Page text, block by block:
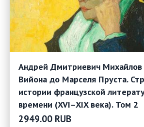
Андрей Дмитриевич
Вийона до Марселя Пруста.
истории французской
времени (XVI–XIX века). Том 2
2949.00 RUB